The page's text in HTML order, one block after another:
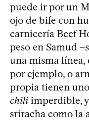
puede ir por un
ojo de bife con
carnicería Beef
peso en Samud
una misma línea,
por ejemplo, o
propia tienen
chili imperdible,
sriracha como la